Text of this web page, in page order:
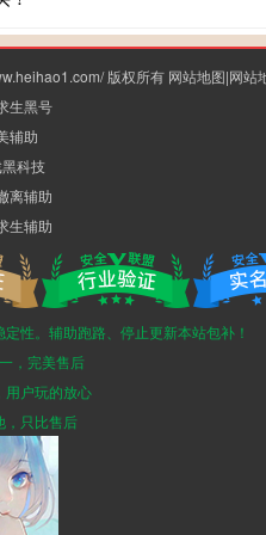
版权所有 网站地图|网站
生黑号
辅助
科技
离辅助
生辅助
性。辅助跑路、停止更新本站包补！
，完美售后
用户玩的放心
，只比售后